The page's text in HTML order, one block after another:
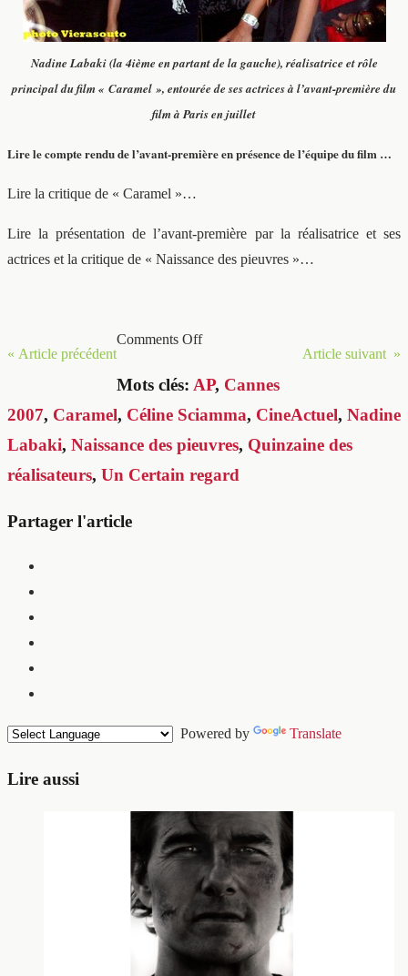
Nadine Labaki (la 4ième en partant de la gauche), réalisatrice et rôle
principal du film « Caramel », entourée de ses actrices à l’avant-première du
film à Paris en juillet
Lire le compte rendu de l’avant-première en présence de l’équipe du film …
Lire la critique de « Caramel »…
Lire la présentation de l’avant-première par la réalisatrice et ses
actrices et la critique de « Naissance des pieuvres »…
« Article précédent Article suivant »
Comments Off
Mots clés: AP, Cannes
2007, Caramel, Céline Sciamma, CineActuel, Nadine
Labaki, Naissance des pieuvres, Quinzaine des
réalisateurs, Un Certain regard
Partager l'article
Powered by Translate
Lire aussi